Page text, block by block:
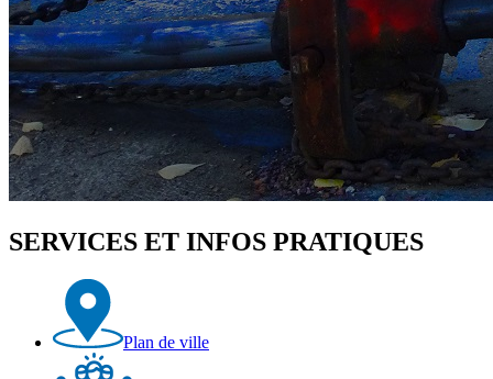
SERVICES ET INFOS PRATIQUES
Plan de ville